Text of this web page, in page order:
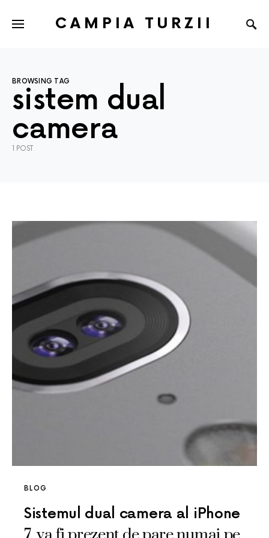
CAMPIA TURZII
BROWSING TAG
sistem dual
camera
1 POST
BLOG
Sistemul dual camera al iPhone